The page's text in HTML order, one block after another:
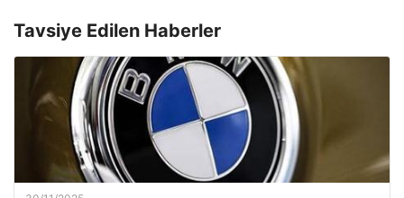
Tavsiye Edilen Haberler